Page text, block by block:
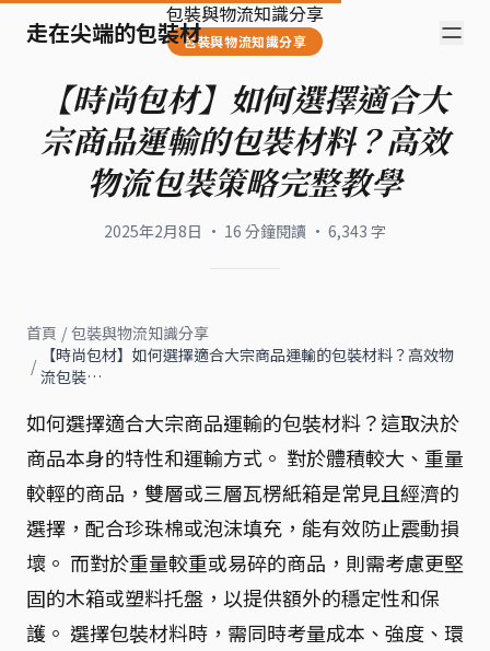
走在尖端的包裝材
包裝與物流知識分享
包裝與物流知識分享
【時尚包材】如何選擇適合大
宗商品運輸的包裝材料？高效
物流包裝策略完整教學
2025年2月8日 · 16 分鐘閱讀 · 6,343 字
首頁 / 包裝與物流知識分享
/
【時尚包材】如何選擇適合大宗商品運輸的包裝材料？高效物
流包裝…
如何選擇適合大宗商品運輸的包裝材料？這取決於
商品本身的特性和運輸方式。 對於體積較大、重量
較輕的商品，雙層或三層瓦楞紙箱是常見且經濟的
選擇，配合珍珠棉或泡沫填充，能有效防止震動損
壞。 而對於重量較重或易碎的商品，則需考慮更堅
固的木箱或塑料托盤，以提供額外的穩定性和保
護。 選擇包裝材料時，需同時考量成本、強度、環